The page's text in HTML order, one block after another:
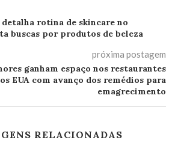
detalha rotina de skincare no
buscas por produtos de beleza
próxima postagem
ganham espaço nos restaurantes
EUA com avanço dos remédios para
emagrecimento
RELACIONADAS